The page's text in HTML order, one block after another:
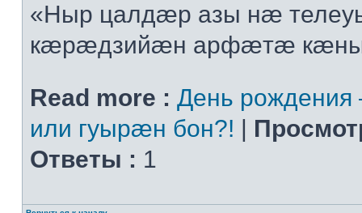
«Ныр цалдæр азы нæ
кæрæдзийæн арфæтæ
Read more : День
или гуырæн бон?! |
Ответы : 1